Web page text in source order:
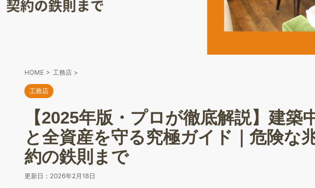
HOME > 工務店 >
工務店
【2025年版・プロが徹底解説】建築
と全資産を守る究極ガイド｜危険な
約の鉄則まで
更新日： 2026年2月18日